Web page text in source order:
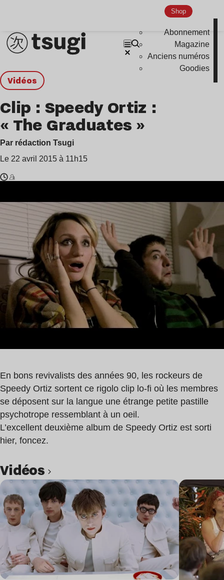
Shop
Abonnement
Magazine
Anciens numéros
Goodies
Vidéos
Clip : Speedy Ortiz :
« The Graduates »
Par rédaction Tsugi
Le 22 avril 2015 à 11h15
lecture
:
0
min
En bons revivalists des années 90, les rockeurs de
Speedy Ortiz sortent ce rigolo clip lo-fi où les membres
se déposent sur la langue une étrange petite pastille
psychotrope ressemblant à un oeil.
L’excellent deuxième album de Speedy Ortiz est sorti
hier, foncez.
Vidéos
Lire l’article